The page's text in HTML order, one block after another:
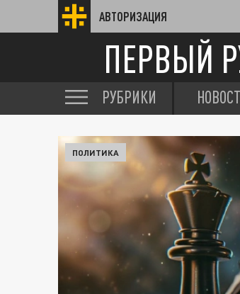
АВТОРИЗАЦИЯ
ПЕРВЫЙ
РУБРИКИ
ПОЛИТИКА